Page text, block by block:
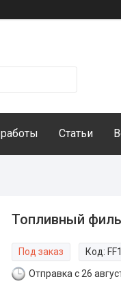
Статьи
Топливный
Под заказ Код:
Отправка с 26